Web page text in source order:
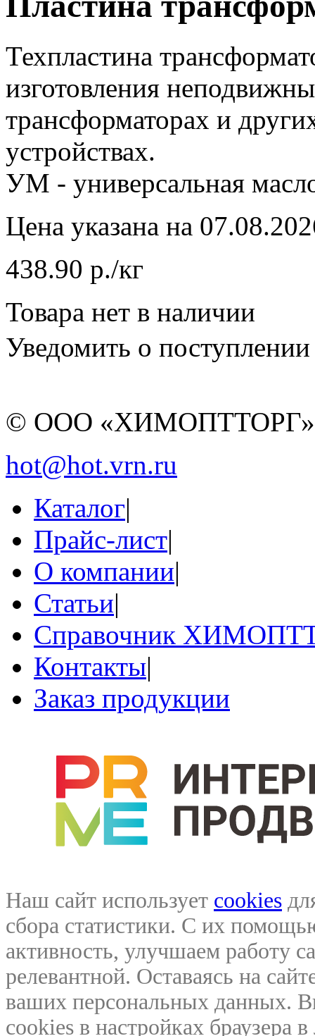
Техпластина
изготовления
трансформаторах и
устройствах.
УМ - универсальная
Цена указана на
438.90 р./кг
Товара нет в наличии
Уведомить о поступлении
© ООО
hot@hot.vrn.ru
Каталог|
Прайс-лист|
О компании|
Статьи|
Справочник
Контакты|
Заказ продукции
Наш сайт использует cookies
сбора статистики. С их
активность, улучшаем работу
релевантной. Оставаясь на
ваших персональных данных.
cookies в настройках браузера